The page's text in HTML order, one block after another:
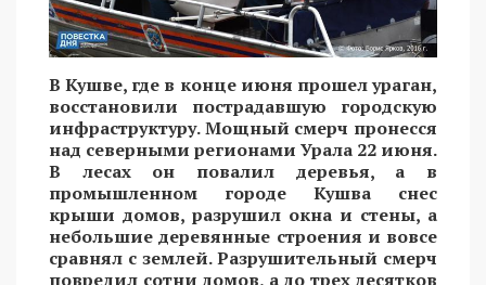
В Кушве, где в конце июня прошел ураган,
восстановили пострадавшую городскую
инфраструктуру. Мощный смерч пронесся
над северными регионами Урала 22 июня.
В лесах он повалил деревья, а в
промышленном городе Кушва снес
крыши домов, разрушил окна и стены, а
небольшие деревянные строения и вовсе
сравнял с землей. Разрушительный смерч
повредил сотни домов, а до трех десятков